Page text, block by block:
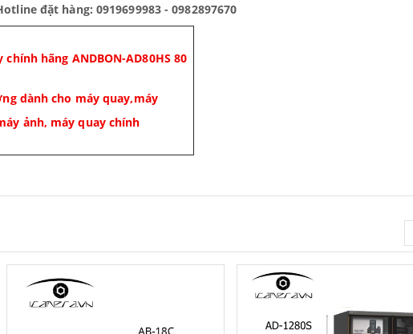
đặt hàng: 0919699983 - 0982897670
hãng ANDBON-AD80HS 80
dành cho máy quay,máy
ảnh, máy quay chính